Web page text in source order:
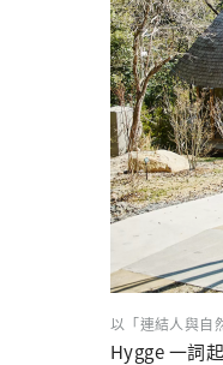
以「連結人與自
Hygge 一詞